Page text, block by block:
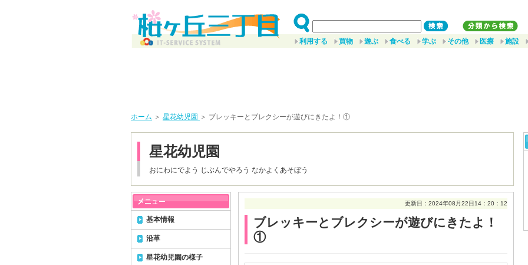
利用する 買物 遊ぶ 食べる 学ぶ その他 医療 施設
ホーム ＞ 星花幼児園 ＞ ブレッキーとブレクシーが遊びにきたよ！①
星花幼児園
おにわにでよう じぶんでやろう なかよくあそぼう
更新日：2024年08月22日14：20：12
ブレッキーとブレクシーが遊びにきたよ！
①
基本情報
沿革
星花幼児園の様子